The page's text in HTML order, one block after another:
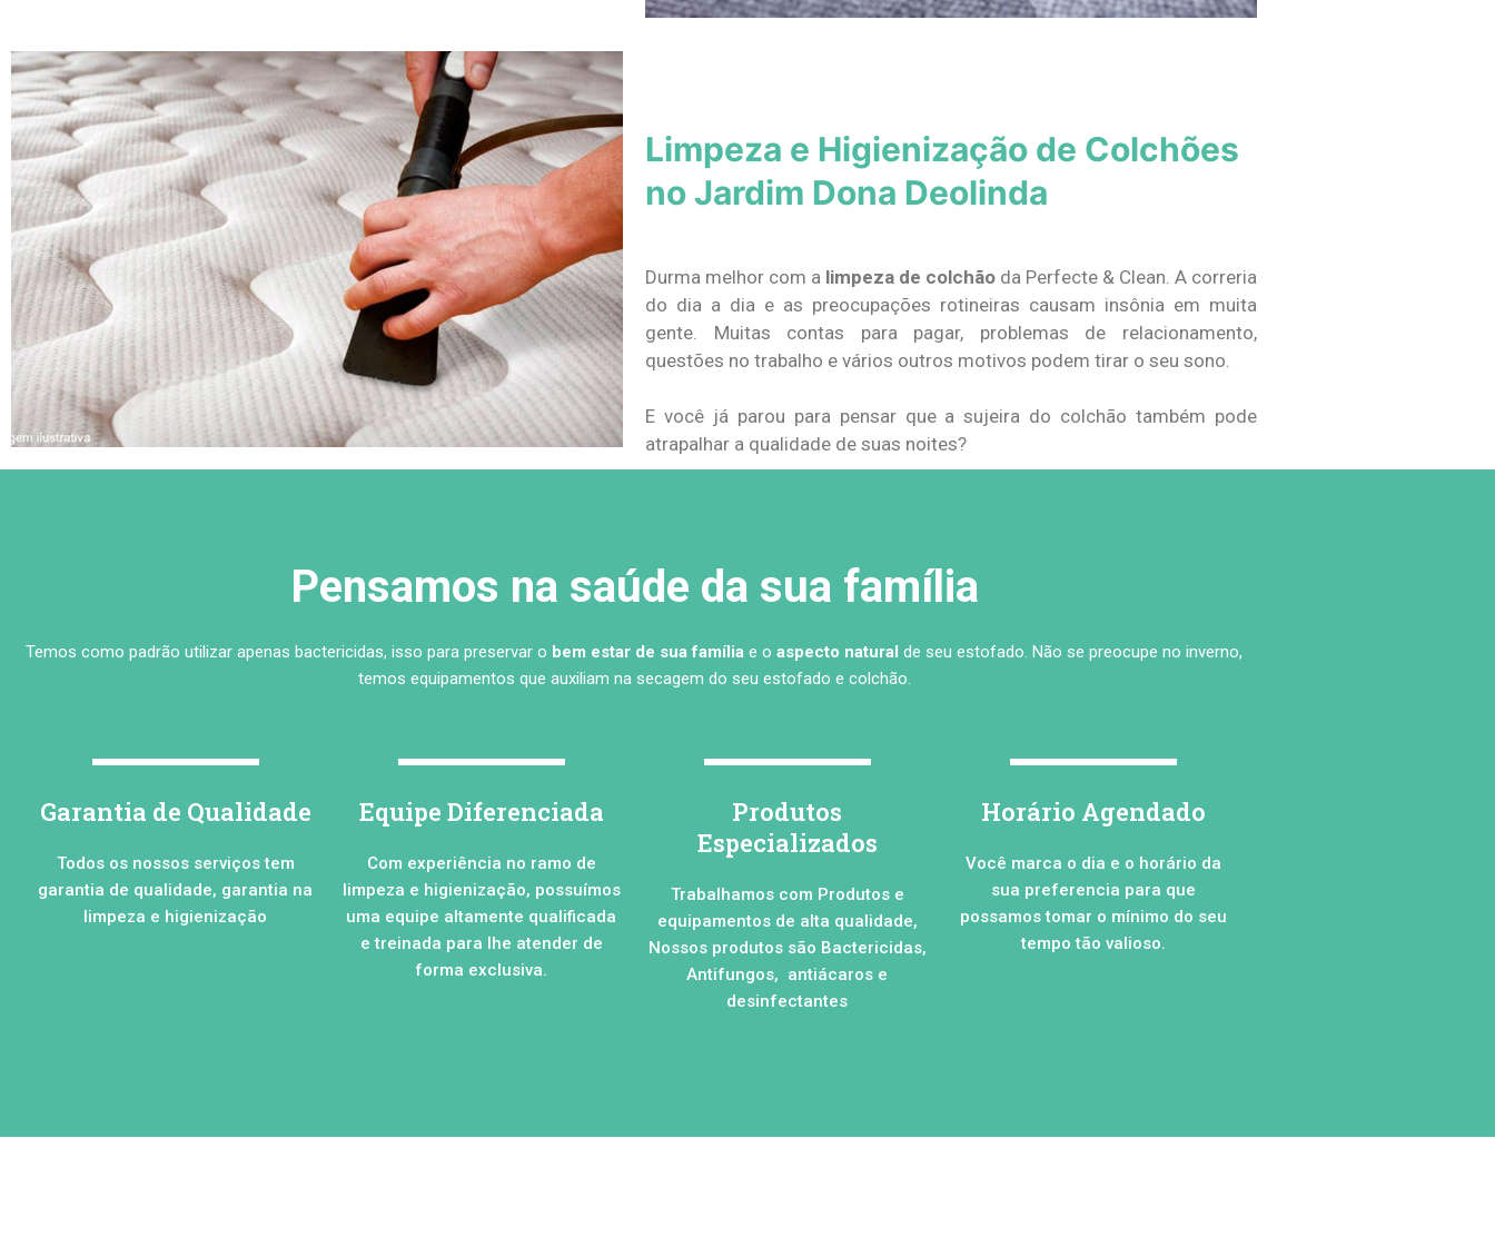
Limpeza e Higienização de Colchões
no Jardim Dona Deolinda
Durma melhor com a limpeza de colchão da Perfecte & Clean. A correria
do dia a dia e as preocupações rotineiras causam insônia em muita
gente. Muitas contas para pagar, problemas de relacionamento,
questões no trabalho e vários outros motivos podem tirar o seu sono.
E você já parou para pensar que a sujeira do colchão também pode
atrapalhar a qualidade de suas noites?
Pensamos na saúde da sua família
Temos como padrão utilizar apenas bactericidas, isso para preservar o bem estar de sua família e o aspecto natural de seu estofado. Não se preocupe no inverno,
temos equipamentos que auxiliam na secagem do seu estofado e colchão.
Garantia de Qualidade
Todos os nossos serviços tem
garantia de qualidade, garantia na
limpeza e higienização
Equipe Diferenciada
Com experiência no ramo de
limpeza e higienização, possuímos
uma equipe altamente qualificada
e treinada para lhe atender de
forma exclusiva.
Produtos
Especializados
Trabalhamos com Produtos e
equipamentos de alta qualidade,
Nossos produtos são Bactericidas,
Antifungos, antiácaros e
desinfectantes
Horário Agendado
Você marca o dia e o horário da
sua preferencia para que
possamos tomar o mínimo do seu
tempo tão valioso.